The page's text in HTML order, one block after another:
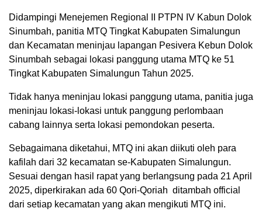
Didampingi Menejemen Regional II PTPN IV Kabun Dolok
Sinumbah, panitia MTQ Tingkat Kabupaten Simalungun
dan Kecamatan meninjau lapangan Pesivera Kebun Dolok
Sinumbah sebagai lokasi panggung utama MTQ ke 51
Tingkat Kabupaten Simalungun Tahun 2025.
Tidak hanya meninjau lokasi panggung utama, panitia juga
meninjau lokasi-lokasi untuk panggung perlombaan
cabang lainnya serta lokasi pemondokan peserta.
Sebagaimana diketahui, MTQ ini akan diikuti oleh para
kafilah dari 32 kecamatan se-Kabupaten Simalungun.
Sesuai dengan hasil rapat yang berlangsung pada 21 April
2025, diperkirakan ada 60 Qori-Qoriah ditambah official
dari setiap kecamatan yang akan mengikuti MTQ ini.